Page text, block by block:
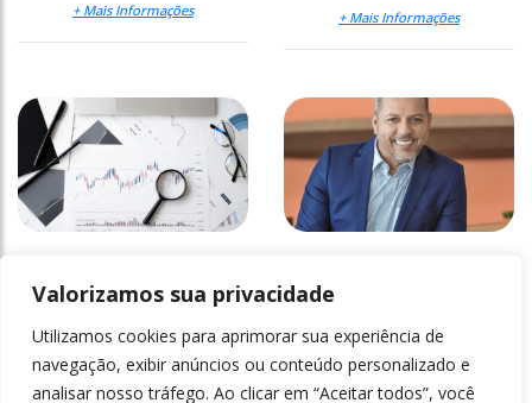
Valorizamos sua privacidade
Utilizamos cookies para aprimorar sua experiência de
navegação, exibir anúncios ou conteúdo personalizado e
analisar nosso tráfego. Ao clicar em “Aceitar todos”, você
+ Mais Informações + Mais Informações
da educação superior
+ Mais Informações
transformações?
+ Mais Informações